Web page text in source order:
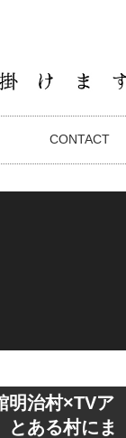
CONTACT
明治村×TVア
とある村にま